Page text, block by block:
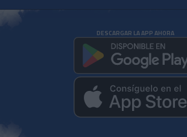
DESCARGAR LA APP AHORA